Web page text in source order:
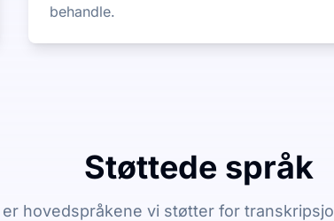
behandle.
Støttede språk
hovedspråkene vi støtter for